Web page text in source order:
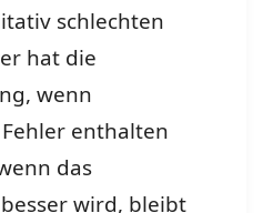
schlechten
hat die
wenn
enthalten
das
wird, bleibt